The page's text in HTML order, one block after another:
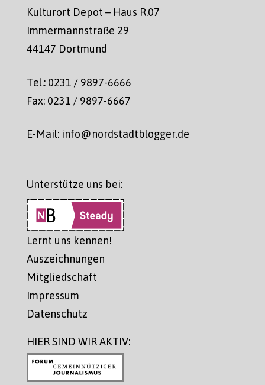
Kulturort Depot – Haus R.07
Immermannstraße 29
44147 Dortmund
Tel.: 0231 / 9897-6666
Fax: 0231 / 9897-6667
E-Mail: info@nordstadtblogger.de
Unterstütze uns bei:
Lernt uns kennen!
Auszeichnungen
Mitgliedschaft
Impressum
Datenschutz
HIER SIND WIR AKTIV: